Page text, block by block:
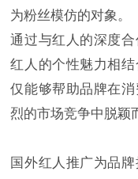
为粉丝模仿的对象。
通过与红人的深度
红人的个性魅力相
仅能够帮助品牌在
烈的市场竞争中脱颖
国外红人推广为品